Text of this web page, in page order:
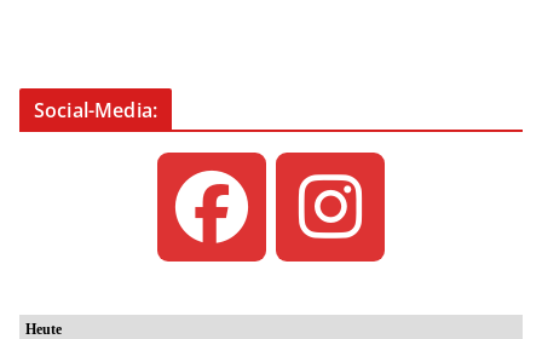
Social-Media: